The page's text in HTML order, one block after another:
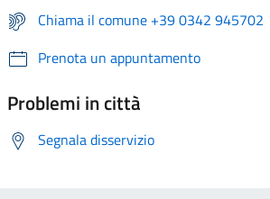
Chiama il comune +39 0342 945702
Prenota un appuntamento
Problemi in città
Segnala disservizio